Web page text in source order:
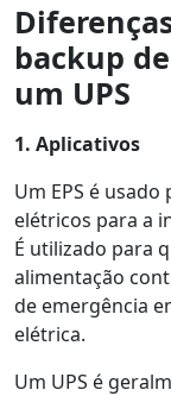
backup
um UPS
1. Aplicativos
Um EPS é
elétricos para a
É utilizado para
alimentação
de emergência
elétrica.
Um UPS é